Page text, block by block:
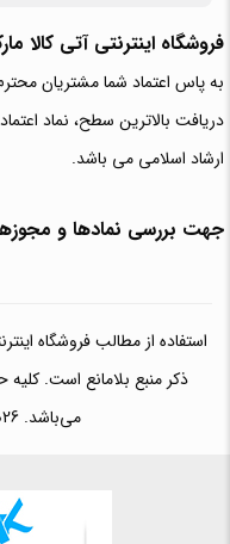
فروشگاه اینترنتی آتی‌ کالا
به پاس اعتماد شما مشتریان
دریافت بالاترین سطح، نماد
ارشاد اسلامی می باشد.
جهت بررسی نمادها و
استفاده از مطالب فروشگاه
ذکر منبع بلامانع است.
می‌باشد. Copyright © 2016 - 2026